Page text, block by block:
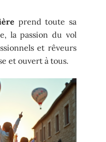
prend toute sa
la passion du vol
et rêveurs
et ouvert à tous.